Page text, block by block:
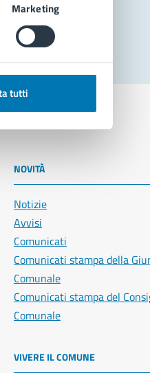
Marketing
tutti
NOVITÀ
Notizie
Avvisi
Comunicati
Comunicati stampa della
Comunale
Comunicati stampa del
Comunale
VIVERE IL COMUNE